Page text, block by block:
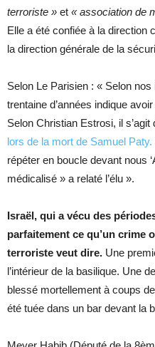
terroriste » et « association de
Elle a été confiée à la direction
la direction générale de la
Selon Le Parisien : « Selon nos
trentaine d’années indique
Selon Christian Estrosi, il
lors de la mort de Samuel Paty.
répéter en boucle devant nous
médicalisé » a relaté l’élu ».
Israël, qui a vécu des
parfaitement ce qu’un crime
terroriste veut dire. Une
l’intérieur de la basilique. Une
blessé mortellement à coups
été tuée dans un bar devant la